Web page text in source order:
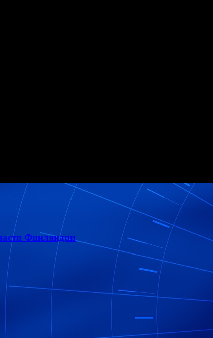
Финляндии